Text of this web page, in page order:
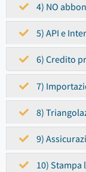
4) NO
5) API e
6) Credito
7)
8)
9)
10) Stampa